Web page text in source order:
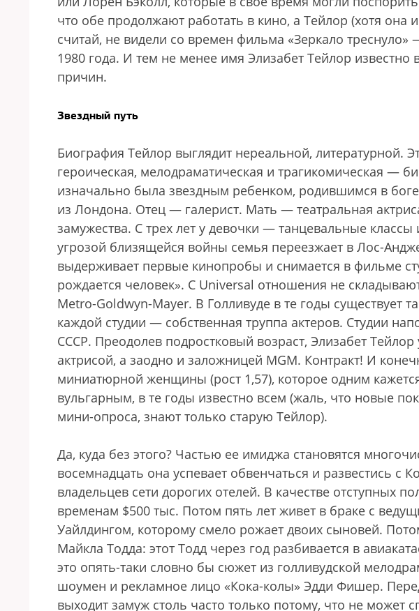
что обе продолжают работать в кино, а Тейлор (хотя она
считай, не видели со времен фильма «Зеркало треснуло»
1980 года. И тем не менее имя Элизабет Тейлор известно
причин.
Звездный путь
Биография Тейлор выглядит нереальной, литературной.
героическая, мелодраматическая и трагикомическая —
изначально была звездным ребенком, родившимся в
из Лондона. Отец — галерист. Мать — театральная
замужества. С трех лет у девочки — танцевальные
угрозой близящейся войны семья переезжает в Лос-
выдерживает первые кинопробы и снимается в фильме
рождается человек». С Universal отношения не
Metro-Goldwyn-Mayer. В Голливуде в те годы существует
каждой студии — собственная труппа актеров. Студии
СССР. Преодолев подростковый возраст, Элизабет Тейлор
актрисой, а заодно и заложницей MGM. Контракт! И
миниатюрной женщины (рост 1,57), которое одним
вульгарным, в те годы известно всем (жаль, что новые
мини-опроса, знают только старую Тейлор).
Да, куда без этого? Частью ее имиджа становятся
восемнадцать она успевает обвенчаться и развестись
владельцев сети дорогих отелей. В качестве отступных
временам $500 тыс. Потом пять лет живет в браке с
Уайлдингом, которому смело рожает двоих сыновей.
Майкла Тодда: этот Тодд через год разбивается в
это опять-таки словно бы сюжет из голливудской
шоумен и рекламное лицо «Кока-колы» Эдди Фишер.
выходит замуж столь часто только потому, что не может